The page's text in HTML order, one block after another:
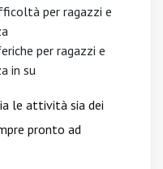
per ragazzi e
per ragazzi e
in su
le attività sia dei
pronto ad